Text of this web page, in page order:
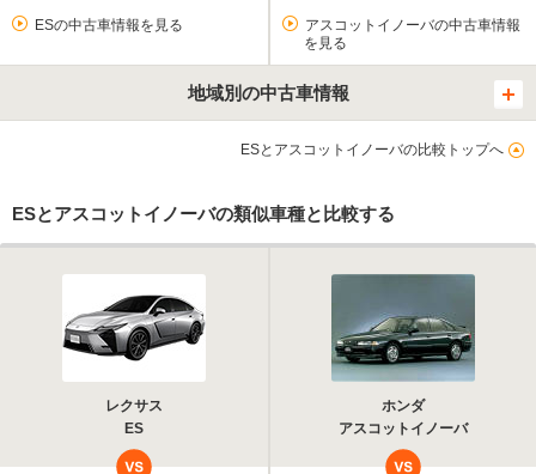
ESの中古車情報を見る
アスコットイノーバの中古車情報
を見る
地域別の中古車情報
ESとアスコットイノーバの比較トップへ
ESとアスコットイノーバの類似車種と比較する
レクサス
ES
ホンダ
アスコットイノーバ